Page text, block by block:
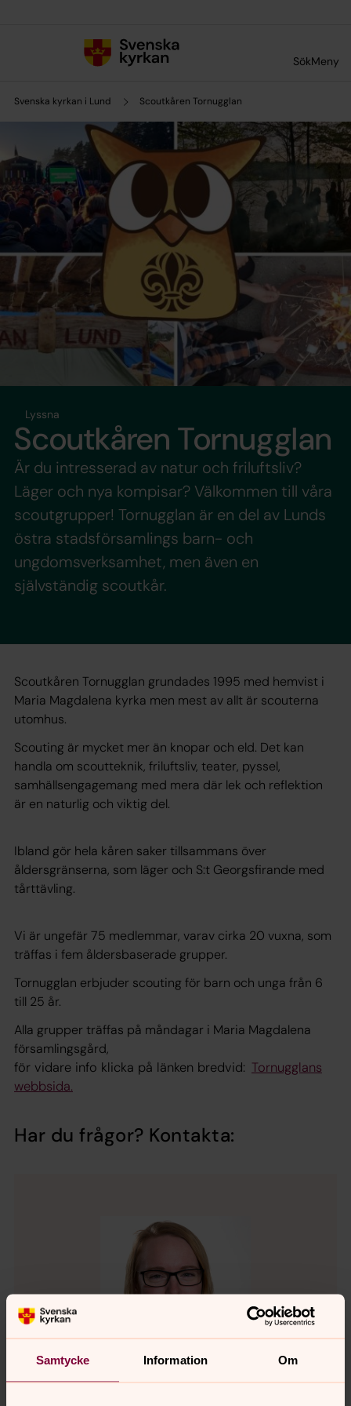
Samtycke Information Om
SökMeny
Svenska kyrkan i Lund Scoutkåren Tornugglan
Lyssna
Scoutkåren Tornugglan
Är du intresserad av natur och friluftsliv?
Läger och nya kompisar? Välkommen till våra
scoutgrupper! Tornugglan är en del av Lunds
östra stadsförsamlings barn- och
ungdomsverksamhet, men även en
självständig scoutkår.
Scoutkåren Tornugglan grundades 1995 med hemvist i
Maria Magdalena kyrka men mest av allt är scouterna
utomhus.
Scouting är mycket mer än knopar och eld. Det kan
handla om scoutteknik, friluftsliv, teater, pyssel,
samhällsengagemang med mera där lek och reflektion
är en naturlig och viktig del.
Ibland gör hela kåren saker tillsammans över
åldersgränserna, som läger och S:t Georgsfirande med
tårttävling.
Vi är ungefär 75 medlemmar, varav cirka 20 vuxna, som
träffas i fem åldersbaserade grupper.
Tornugglan erbjuder scouting för barn och unga från 6
till 25 år.
Alla grupper träffas på måndagar i Maria Magdalena
församlingsgård,
för vidare info klicka på länken bredvid: Tornugglans
webbsida.
Har du frågor? Kontakta: